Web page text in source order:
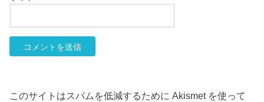
このサイトはスパムを低減するために Akismet を使って